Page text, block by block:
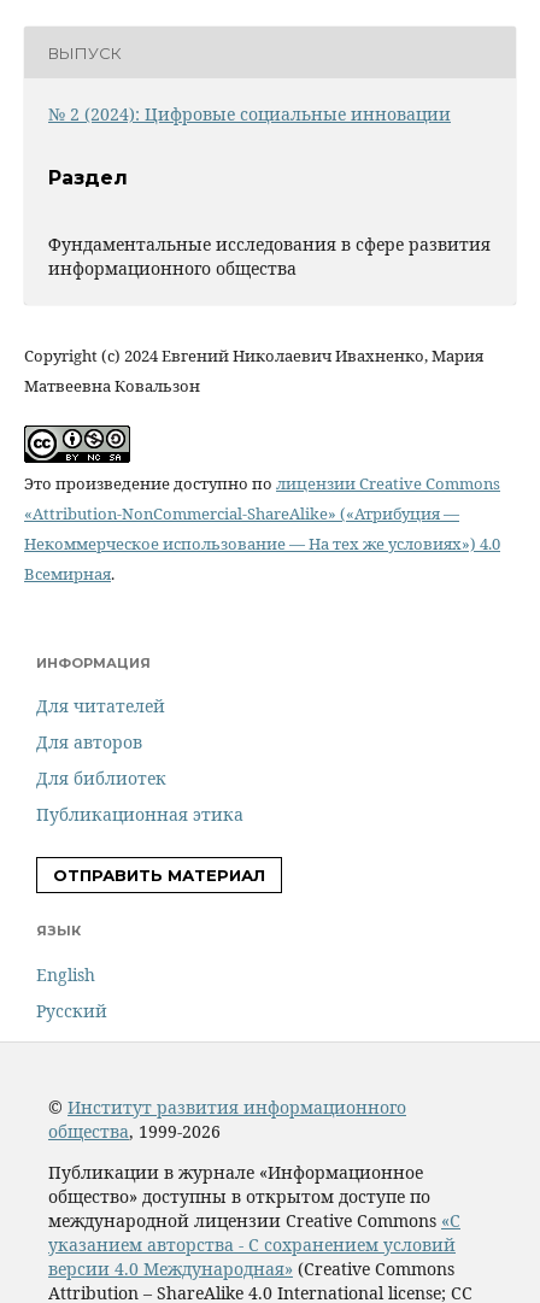
ВЫПУСК
№ 2 (2024): Цифровые социальные инновации
Раздел
Фундаментальные исследования в сфере развития
информационного общества
Copyright (c) 2024 Евгений Николаевич Ивахненко, Мария
Матвеевна Ковальзон
Это произведение доступно по лицензии Creative Commons
«Attribution-NonCommercial-ShareAlike» («Атрибуция —
Некоммерческое использование — На тех же условиях») 4.0
Всемирная.
ИНФОРМАЦИЯ
Для читателей
Для авторов
Для библиотек
Публикационная этика
ОТПРАВИТЬ МАТЕРИАЛ
ЯЗЫК
English
Русский
© Институт развития информационного
общества, 1999-2026
Публикации в журнале «Информационное
общество» доступны в открытом доступе по
международной лицензии Creative Commons «С
указанием авторства - С сохранением условий
версии 4.0 Международная» (Creative Commons
Attribution – ShareAlike 4.0 International license; CC